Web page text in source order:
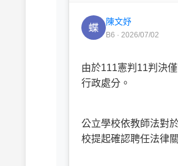
陳文妤
B6 · 2026/07/02
由於111憲判11判決
行政處分。
公立學校依教師法對
校提起確認聘任法律